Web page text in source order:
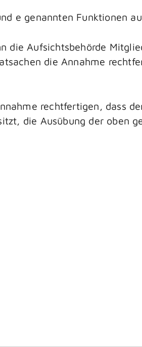
e genannten Funktionen
die Aufsichtsbehörde
die Annahme
rechtfertigen, dass
die Ausübung der oben